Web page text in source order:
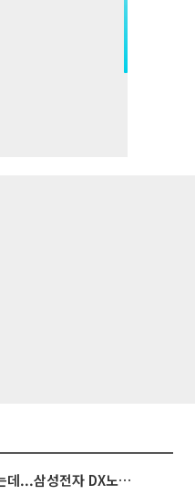
3445억 자사주 지급 마쳤는데...삼성전자 DX노조, 뒤늦은 '떼쓰기 집회'